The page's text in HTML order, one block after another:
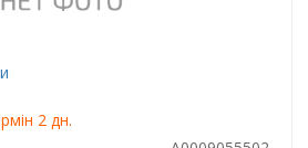
2 дн.